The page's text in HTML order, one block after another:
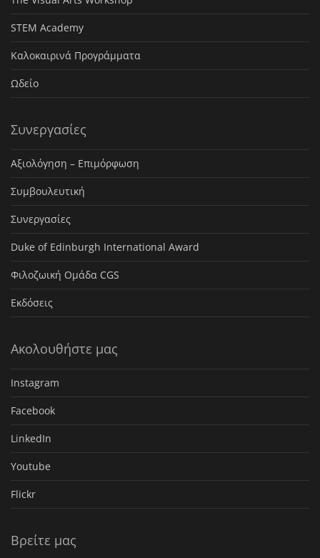
STEM Academy
Καλοκαιρινά Προγράμματα
Ωδείο
Συνεργασίες
Αξιολόγηση – Επιμόρφωση
Συμβουλευτική
Συνεργασίες
Duke of Edinburgh International Award
Φιλοζωική Ομάδα CGS
Εκδόσεις
Ακολουθήστε μας
Instagram
Facebook
LinkedIn
Youtube
Flickr
Βρείτε μας